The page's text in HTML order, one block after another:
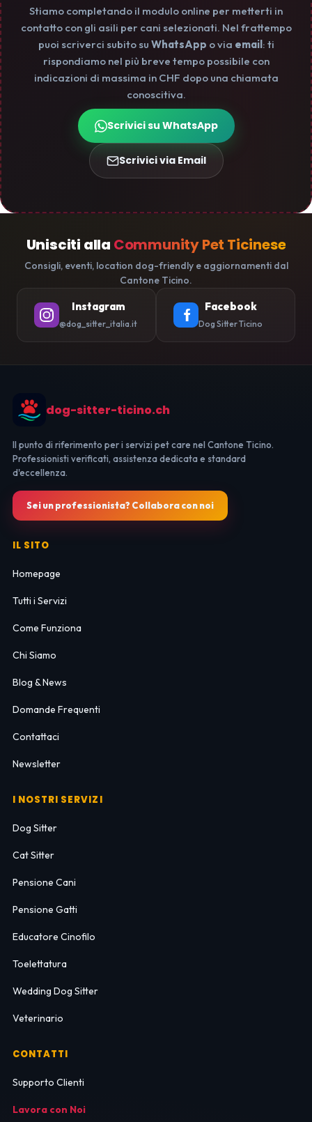
Stiamo completando il modulo online per metterti in
contatto con gli asili per cani selezionati. Nel frattempo
puoi scriverci subito su WhatsApp o via email: ti
rispondiamo nel più breve tempo possibile con
indicazioni di massima in CHF dopo una chiamata
conoscitiva.
Scrivici su WhatsApp
Scrivici via Email
Unisciti alla Community Pet Ticinese
Consigli, eventi, location dog-friendly e aggiornamenti dal
Cantone Ticino.
Instagram
@dog_sitter_italia.it
Facebook
Dog Sitter Ticino
dog-sitter-ticino.ch
Il punto di riferimento per i servizi pet care nel Cantone Ticino.
Professionisti verificati, assistenza dedicata e standard
d'eccellenza.
Sei un professionista? Collabora con noi
IL SITO
Homepage
Tutti i Servizi
Come Funziona
Chi Siamo
Blog & News
Domande Frequenti
Contattaci
Newsletter
I NOSTRI SERVIZI
Dog Sitter
Cat Sitter
Pensione Cani
Pensione Gatti
Educatore Cinofilo
Toelettatura
Wedding Dog Sitter
Veterinario
CONTATTI
Supporto Clienti
Lavora con Noi